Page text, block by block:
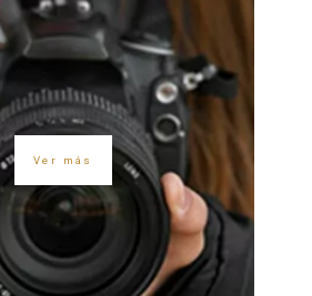
Ver más